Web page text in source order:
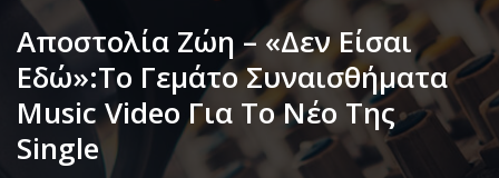
Αποστολία Ζώη – «Δεν Είσαι
Εδώ»:Το Γεμάτο Συναισθήματα
Music Video Για Το Νέο Της
Single